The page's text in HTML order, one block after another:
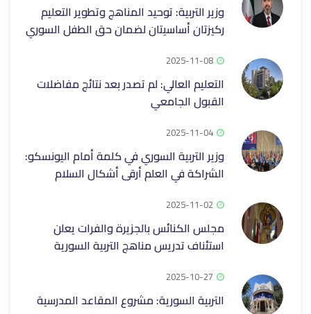
وزير التربية: توحيد المناهج وتطوير التعليم
ركيزتان أساسيتان لضمان حق الطفل السوري
2025-11-08
التعليم العالي: لم تصدر بعد نتائج مفاضلات
القبول الجامعي
2025-11-04
وزير التربية السوري في كلمة أمام اليونسكو:
الشراكة في العلم أرقى أشكال السلام
2025-11-02
مجلس الكنائس بالجزيرة والفرات يعلن
استئناف تدريس مناهج التربية السورية
2025-10-27
التربية السورية: مشروع المقاعد المدرسية